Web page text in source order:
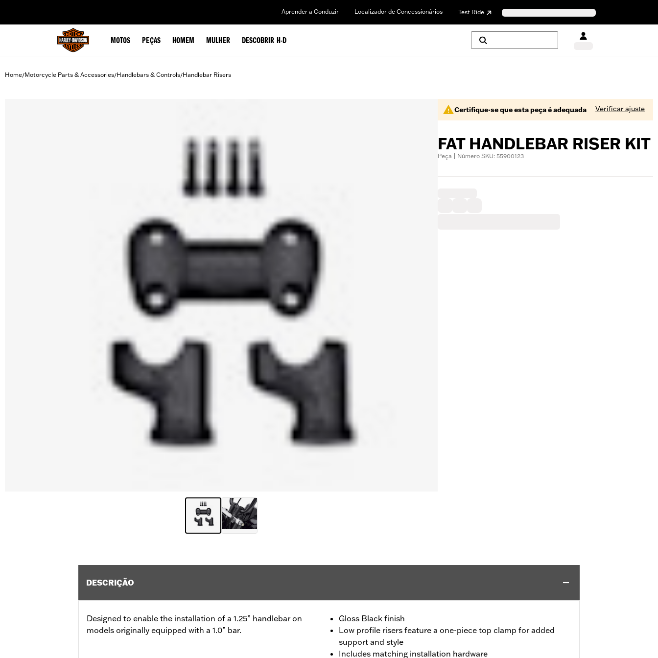
Aprender a Conduzir Localizador de Concessionários Test Ride
MOTOS PEÇAS HOMEM MULHER DESCOBRIR H-D
Home/Motorcycle Parts & Accessories/Handlebars & Controls/Handlebar Risers
Certifique-se que esta peça é adequada Verificar ajuste
FAT HANDLEBAR RISER KIT
Peça | Número SKU: 55900123
DESCRIÇÃO
Designed to enable the installation of a 1.25” handlebar on
models originally equipped with a 1.0” bar.
Gloss Black finish
Low profile risers feature a one-piece top clamp for added
support and style
Includes matching installation hardware